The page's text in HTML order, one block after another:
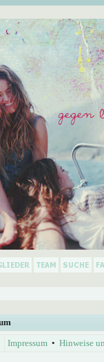
Impressum • Hinweise